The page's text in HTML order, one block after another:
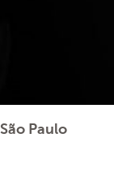
São Paulo